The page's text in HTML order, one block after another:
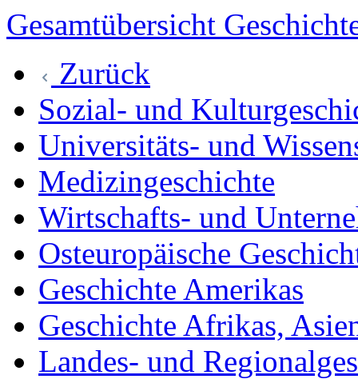
Gesamtübersicht
Zurück
Sozial- und
Universitäts- und
Medizingeschichte
Wirtschafts- und
Osteuropäische
Geschichte Amerikas
Geschichte Afrikas,
Landes- und